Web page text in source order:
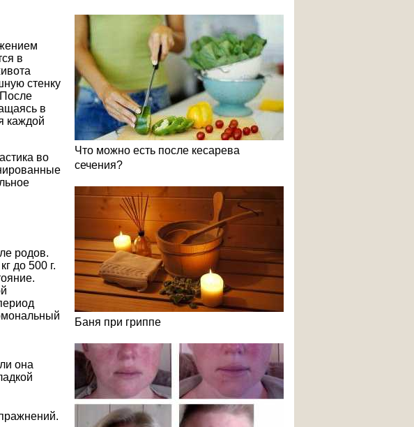
в
стенку
в
каждой
во
родов.
до 500 г.
она
Что можно есть после кесарева
сечения?
Баня при гриппе